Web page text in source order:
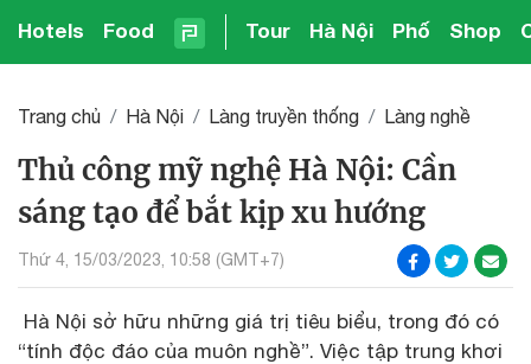
Hotels Food Tour Hà Nội Phố Shop
Trang chủ Hà Nội Làng truyền thống Làng nghề
Thủ công mỹ nghệ Hà Nội: Cần
sáng tạo để bắt kịp xu hướng
Thứ 4, 15/03/2023, 10:58 (GMT+7)
Hà Nội sở hữu những giá trị tiêu biểu, trong đó có
“tính độc đáo của muôn nghề”. Việc tập trung khơi